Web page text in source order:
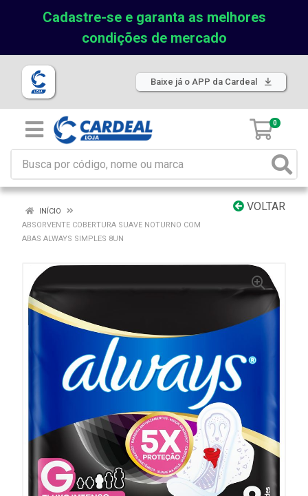
Cadastre-se e garanta as melhores
condições de mercado
Baixe já o APP da Cardeal
0
VOLTAR
INÍCIO
ABSORVENTE COBERTURA SUAVE NOTURNO COM
ABAS ALWAYS SIMPLES 8UN